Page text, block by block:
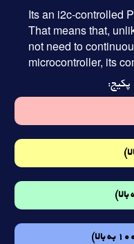
Its an i2c-controlled
That means that,
not need to
microcontroller, its